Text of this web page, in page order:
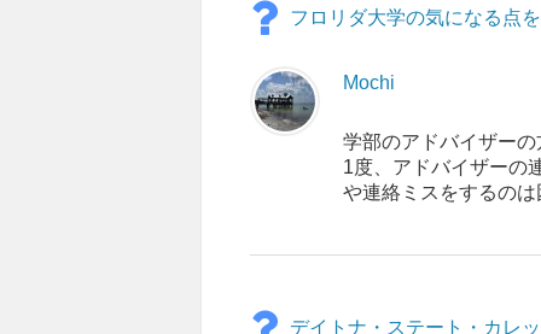
フロリダ大学の気になる点
Mochi
学部のアドバイザー
1度、アドバイザーの
や連絡ミスをするの
デイトナ・ステート・カレ